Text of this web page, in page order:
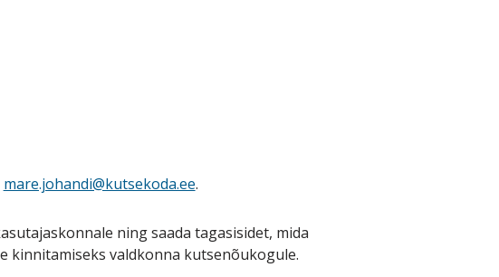
mare.johandi@kutsekoda.ee.
ning saada tagasisidet, mida
kinnitamiseks valdkonna kutsenõukogule.